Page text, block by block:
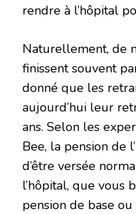
rendre à l’hôpital
Naturellement, de
finissent souvent
donné que les
aujourd’hui leur
ans. Selon les
Bee, la pension de
d’être versée
l’hôpital, que vous
pension de base